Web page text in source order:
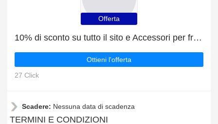
Offerta
10% di sconto su tutto il sito e Accessori per frullatori con 4% di sconto
Ottieni l'offerta
27 Click
Scadere: Nessuna data di scadenza
TERMINI E CONDIZIONI